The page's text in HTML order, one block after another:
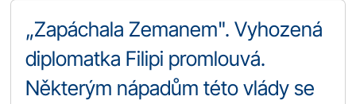
„Zapáchala Zemanem". Vyhozená
diplomatka Filipi promlouvá.
Některým nápadům této vlády se